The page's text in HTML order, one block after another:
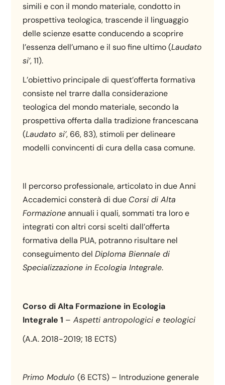
simili e con il mondo materiale, condotto in
prospettiva teologica, trascende il linguaggio
delle scienze esatte conducendo a scoprire
l’essenza dell’umano e il suo fine ultimo (Laudato
si’, 11).
L’obiettivo principale di quest’offerta formativa
consiste nel trarre dalla considerazione
teologica del mondo materiale, secondo la
prospettiva offerta dalla tradizione francescana
(Laudato si’, 66, 83), stimoli per delineare
modelli convincenti di cura della casa comune.
Il percorso professionale, articolato in due Anni
Accademici consterà di due Corsi di Alta
Formazioneannuali i quali, sommati tra loro e
integrati con altri corsi scelti dall’offerta
formativa della PUA, potranno risultare nel
conseguimento delDiploma Biennale di
Specializzazione in Ecologia Integrale.
Corso di Alta Formazione in Ecologia
Integrale 1 – Aspetti antropologici e teologici
(A.A. 2018-2019; 18 ECTS)
Primo Modulo(6 ECTS) – Introduzione generale